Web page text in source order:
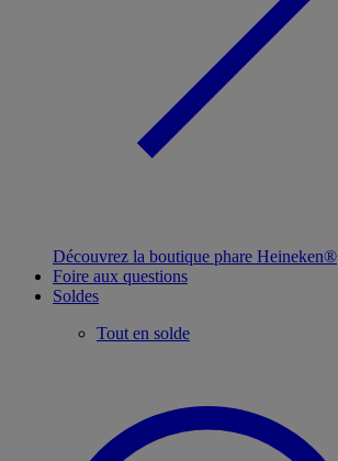
Découvrez la boutique phare Heineken®
Foire aux questions
Soldes
Tout en solde